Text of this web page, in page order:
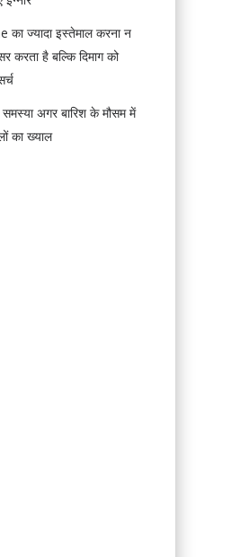
ज्यादा इस्तेमाल करना न
करता है बल्कि दिमाग को
अगर बारिश के मौसम में
का ख्याल